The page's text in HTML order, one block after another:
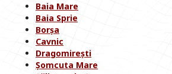
Baia Mare
Baia Sprie
Borșa
Cavnic
Dragomirești
Șomcuta Mare